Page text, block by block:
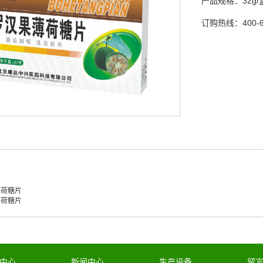
订购热线： 400-
糖片
糖片